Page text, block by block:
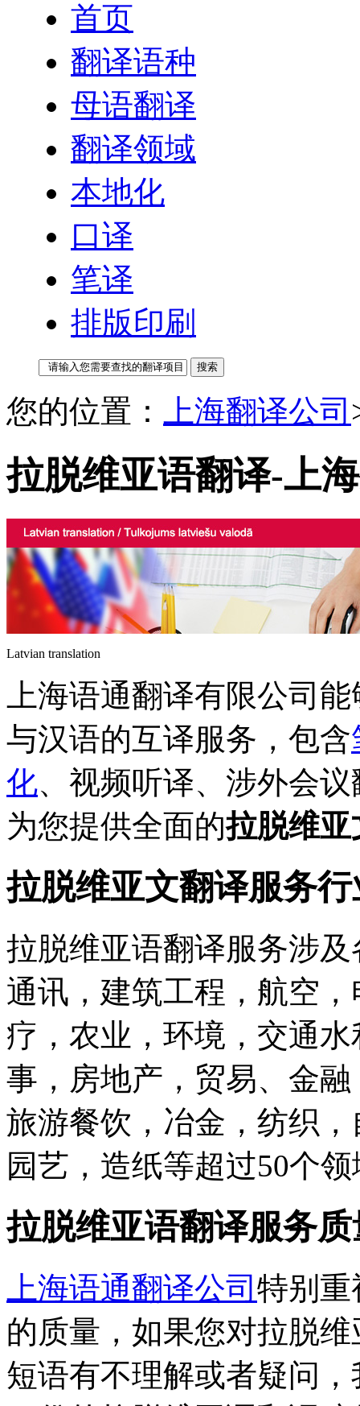
首页
翻译语种
母语翻译
翻译领域
本地化
口译
笔译
排版印刷
您的位置： 上海翻译公司
拉脱维亚语翻译-上
Latvian translation
上海语通翻译有限公司
与汉语的互译服务，包含
化、视频听译、涉外会
为您提供全面的拉脱维亚
拉脱维亚文翻译服务
拉脱维亚语翻译服务涉
通讯，建筑工程，航空
疗，农业，环境，交通
事，房地产，贸易、金
旅游餐饮，冶金，纺织
园艺，造纸等超过50个
拉脱维亚语翻译服务质
上海语通翻译公司 特别重
的质量，如果您对拉脱
短语有不理解或者疑问